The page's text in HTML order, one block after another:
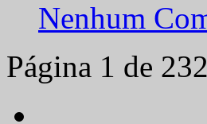
Nenhum
Página 1 de 232